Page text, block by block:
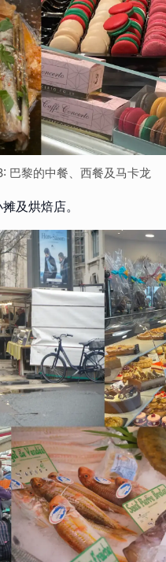
巴黎的中餐、西餐及马卡龙
及烘焙店。